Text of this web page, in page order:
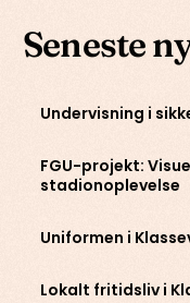
Seneste
Undervisning i
FGU-projekt:
stadionoplevelse
Uniformen i
Lokalt fritidsliv i